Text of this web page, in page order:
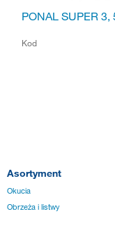
PONAL SUPER 3,
Kod
Asortyment
Okucia
Obrzeża i listwy